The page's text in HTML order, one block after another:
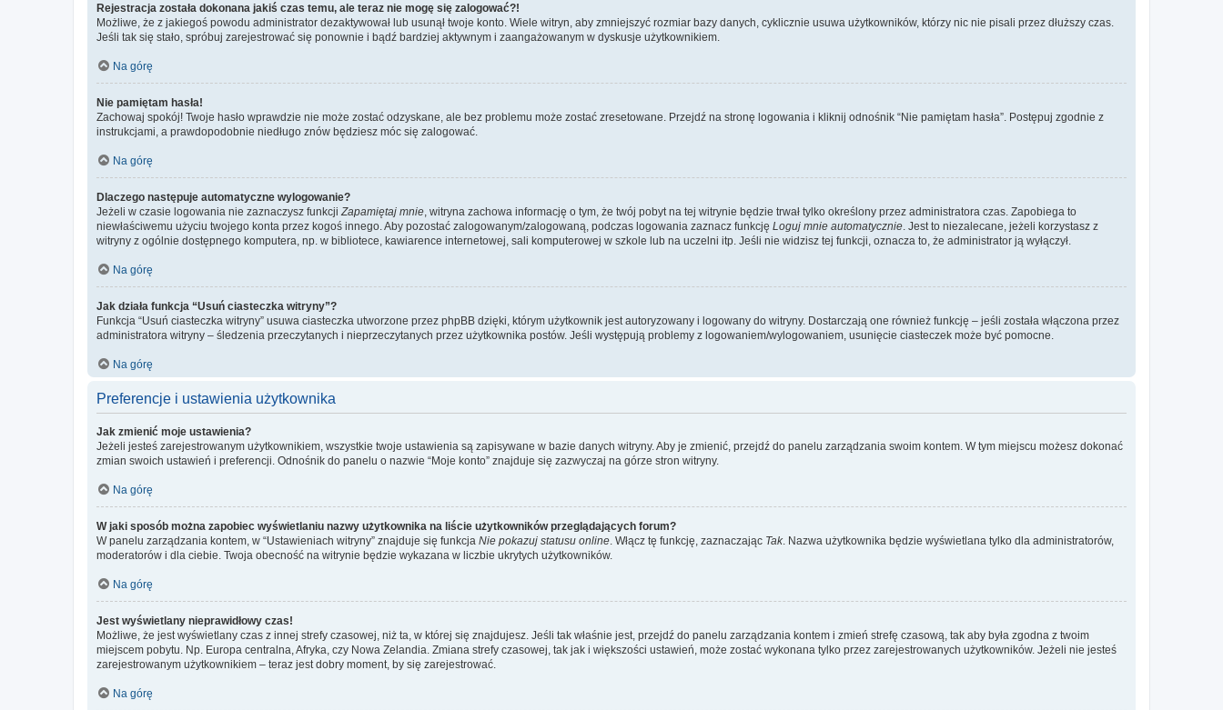
Rejestracja została dokonana jakiś czas temu, ale teraz nie mogę się zalogować?!
Możliwe, że z jakiegoś powodu administrator dezaktywował lub usunął twoje konto. Wiele witryn, aby zmniejszyć rozmiar bazy danych, cyklicznie usuwa użytkowników, którzy nic nie pisali przez dłuższy czas.
Jeśli tak się stało, spróbuj zarejestrować się ponownie i bądź bardziej aktywnym i zaangażowanym w dyskusje użytkownikiem.
Na górę
Nie pamiętam hasła!
Zachowaj spokój! Twoje hasło wprawdzie nie może zostać odzyskane, ale bez problemu może zostać zresetowane. Przejdź na stronę logowania i kliknij odnośnik “Nie pamiętam hasła”. Postępuj zgodnie z
instrukcjami, a prawdopodobnie niedługo znów będziesz móc się zalogować.
Na górę
Dlaczego następuje automatyczne wylogowanie?
Jeżeli w czasie logowania nie zaznaczysz funkcji Zapamiętaj mnie , witryna zachowa informację o tym, że twój pobyt na tej witrynie będzie trwał tylko określony przez administratora czas. Zapobiega to
niewłaściwemu użyciu twojego konta przez kogoś innego. Aby pozostać zalogowanym/zalogowaną, podczas logowania zaznacz funkcję Loguj mnie automatycznie . Jest to niezalecane, jeżeli korzystasz z
witryny z ogólnie dostępnego komputera, np. w bibliotece, kawiarence internetowej, sali komputerowej w szkole lub na uczelni itp. Jeśli nie widzisz tej funkcji, oznacza to, że administrator ją wyłączył.
Na górę
Jak działa funkcja “Usuń ciasteczka witryny”?
Funkcja “Usuń ciasteczka witryny” usuwa ciasteczka utworzone przez phpBB dzięki, którym użytkownik jest autoryzowany i logowany do witryny. Dostarczają one również funkcję – jeśli została włączona przez
administratora witryny – śledzenia przeczytanych i nieprzeczytanych przez użytkownika postów. Jeśli występują problemy z logowaniem/wylogowaniem, usunięcie ciasteczek może być pomocne.
Na górę
Preferencje i ustawienia użytkownika
Jak zmienić moje ustawienia?
Jeżeli jesteś zarejestrowanym użytkownikiem, wszystkie twoje ustawienia są zapisywane w bazie danych witryny. Aby je zmienić, przejdź do panelu zarządzania swoim kontem. W tym miejscu możesz dokonać
zmian swoich ustawień i preferencji. Odnośnik do panelu o nazwie “Moje konto” znajduje się zazwyczaj na górze stron witryny.
Na górę
W jaki sposób można zapobiec wyświetlaniu nazwy użytkownika na liście użytkowników przeglądających forum?
W panelu zarządzania kontem, w “Ustawieniach witryny” znajduje się funkcja Nie pokazuj statusu online . Włącz tę funkcję, zaznaczając Tak. Nazwa użytkownika będzie wyświetlana tylko dla administratorów,
moderatorów i dla ciebie. Twoja obecność na witrynie będzie wykazana w liczbie ukrytych użytkowników.
Na górę
Jest wyświetlany nieprawidłowy czas!
Możliwe, że jest wyświetlany czas z innej strefy czasowej, niż ta, w której się znajdujesz. Jeśli tak właśnie jest, przejdź do panelu zarządzania kontem i zmień strefę czasową, tak aby była zgodna z twoim
miejscem pobytu. Np. Europa centralna, Afryka, czy Nowa Zelandia. Zmiana strefy czasowej, tak jak i większości ustawień, może zostać wykonana tylko przez zarejestrowanych użytkowników. Jeżeli nie jesteś
zarejestrowanym użytkownikiem – teraz jest dobry moment, by się zarejestrować.
Na górę